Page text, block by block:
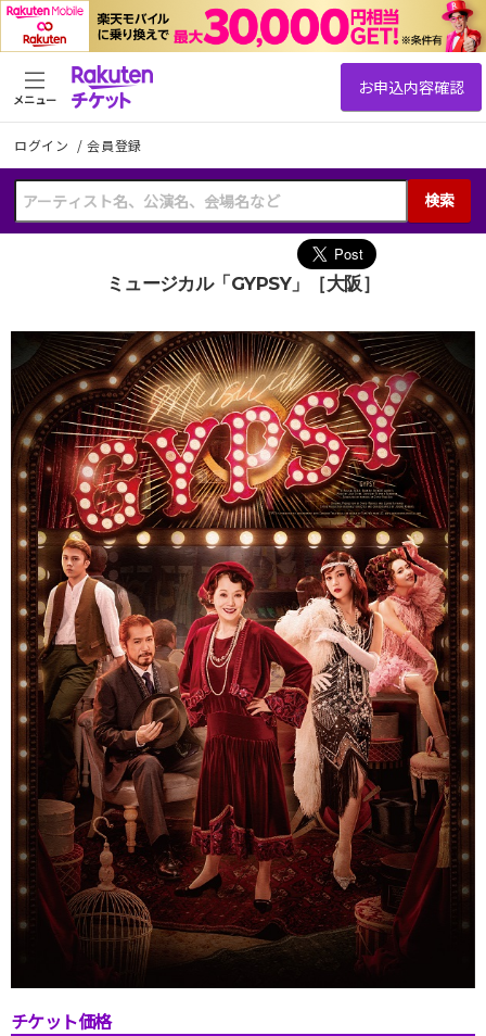
ログイン /会員登録
検索
メニュー
ミュージカル「GYPSY」［大阪］
チケット価格